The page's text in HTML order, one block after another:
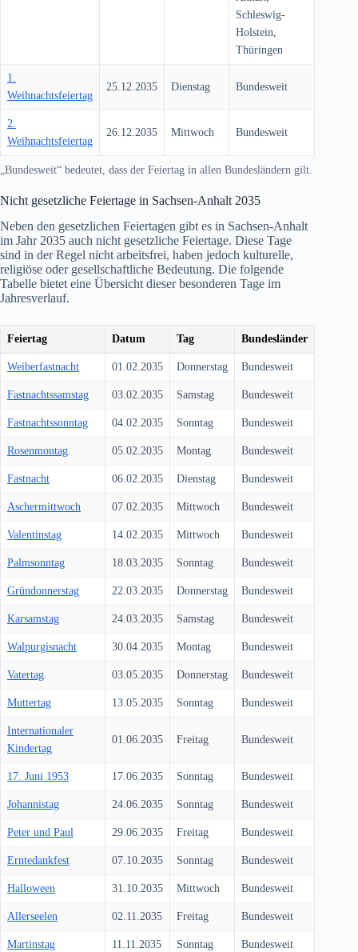
Schleswig-
Holstein,
Thüringen
1.
Weihnachtsfeiertag
25.12.2035 Dienstag Bundesweit
2.
Weihnachtsfeiertag
26.12.2035 Mittwoch Bundesweit
„Bundesweit“ bedeutet, dass der Feiertag in allen Bundesländern gilt.
Nicht gesetzliche Feiertage in Sachsen-Anhalt 2035
Neben den gesetzlichen Feiertagen gibt es in Sachsen-Anhalt
im Jahr 2035 auch nicht gesetzliche Feiertage. Diese Tage
sind in der Regel nicht arbeitsfrei, haben jedoch kulturelle,
religiöse oder gesellschaftliche Bedeutung. Die folgende
Tabelle bietet eine Übersicht dieser besonderen Tage im
Jahresverlauf.
Feiertag Datum Tag Bundesländer
Weiberfastnacht 01.02.2035 Donnerstag Bundesweit
Fastnachtssamstag 03.02.2035 Samstag Bundesweit
Fastnachtssonntag 04.02.2035 Sonntag Bundesweit
Rosenmontag 05.02.2035 Montag Bundesweit
Fastnacht 06.02.2035 Dienstag Bundesweit
Aschermittwoch 07.02.2035 Mittwoch Bundesweit
Valentinstag 14.02.2035 Mittwoch Bundesweit
Palmsonntag 18.03.2035 Sonntag Bundesweit
Gründonnerstag 22.03.2035 Donnerstag Bundesweit
Karsamstag 24.03.2035 Samstag Bundesweit
Walpurgisnacht 30.04.2035 Montag Bundesweit
Vatertag 03.05.2035 Donnerstag Bundesweit
Muttertag 13.05.2035 Sonntag Bundesweit
Internationaler
Kindertag
01.06.2035 Freitag Bundesweit
17. Juni 1953 17.06.2035 Sonntag Bundesweit
Johannistag 24.06.2035 Sonntag Bundesweit
Peter und Paul 29.06.2035 Freitag Bundesweit
Erntedankfest 07.10.2035 Sonntag Bundesweit
Halloween 31.10.2035 Mittwoch Bundesweit
Allerseelen 02.11.2035 Freitag Bundesweit
Martinstag 11.11.2035 Sonntag Bundesweit